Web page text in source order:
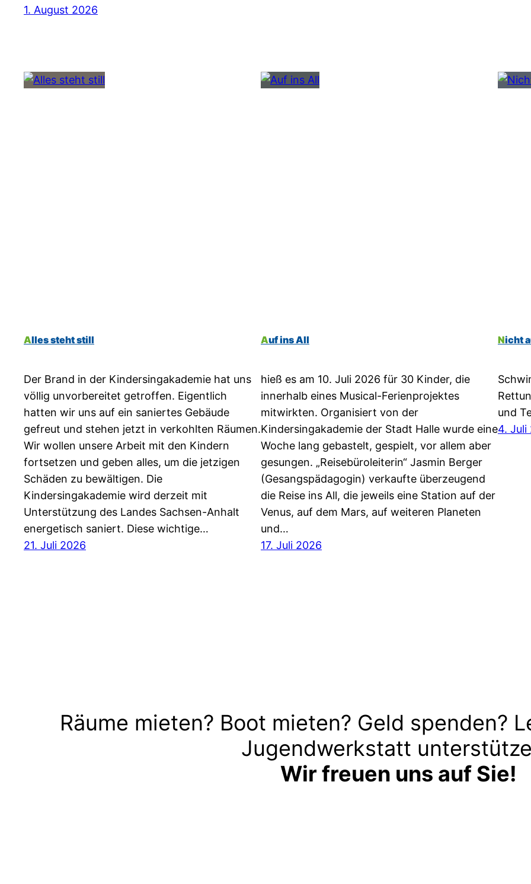
1. August 2026
Alles steht still
Der Brand in der Kindersingakademie hat uns
völlig unvorbereitet getroffen. Eigentlich
hatten wir uns auf ein saniertes Gebäude
gefreut und stehen jetzt in verkohlten Räumen.
Wir wollen unsere Arbeit mit den Kindern
fortsetzen und geben alles, um die jetzigen
Schäden zu bewältigen. Die
Kindersingakademie wird derzeit mit
Unterstützung des Landes Sachsen-Anhalt
energetisch saniert. Diese wichtige…
21. Juli 2026
Auf ins All
hieß es am 10. Juli 2026 für 30 Kinder, die
innerhalb eines Musical-Ferienprojektes
mitwirkten. Organisiert von der
Kindersingakademie der Stadt Halle wurde eine
Woche lang gebastelt, gespielt, vor allem aber
gesungen. „Reisebüroleiterin“ Jasmin Berger
(Gesangspädagogin) verkaufte überzeugend
die Reise ins All, die jeweils eine Station auf der
Venus, auf dem Mars, auf weiteren Planeten
und…
17. Juli 2026
Nicht
und
4. Juli
Räume mieten? Boot mieten? Geld spenden?
Jugendwerkstatt
Wir freuen uns auf Sie!